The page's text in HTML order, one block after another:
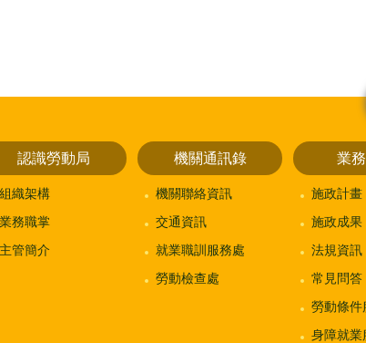
認識勞動局
組織架構
業務職掌
主管簡介
機關通訊錄
機關聯絡資訊
交通資訊
就業職訓服務處
勞動檢查處
業
施政計畫
施政成果
法規資訊
常見問答
勞動條件
身障就業